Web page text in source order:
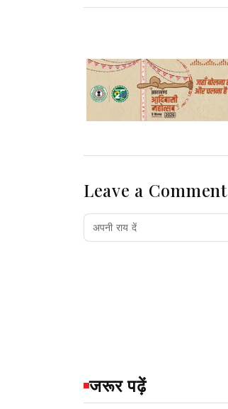
Leave a Comment
जरूर पढ़ें